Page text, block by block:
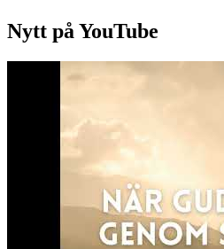
Nytt på YouTube